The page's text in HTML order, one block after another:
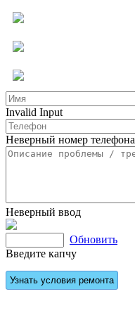
Invalid Input
Неверный номер телефона
Неверный ввод
Обновить
Введите капчу